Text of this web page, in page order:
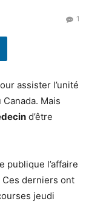
1
assister l’unité
Canada. Mais
d’être
publique l’affaire
derniers ont
jeudi